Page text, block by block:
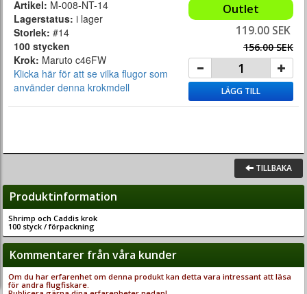
Artikel: M-008-NT-14
Lagerstatus: i lager
Storlek: #14
100 stycken
Krok: Maruto c46FW
Klicka här för att se vilka flugor som
använder denna krokmdell
Outlet
119.00 SEK
156.00 SEK
LÄGG TILL
TILLBAKA
Produktinformation
Shrimp och Caddis krok
100 styck / förpackning
Kommentarer från våra kunder
Om du har erfarenhet om denna produkt kan detta vara intressant att läsa
för andra flugfiskare.